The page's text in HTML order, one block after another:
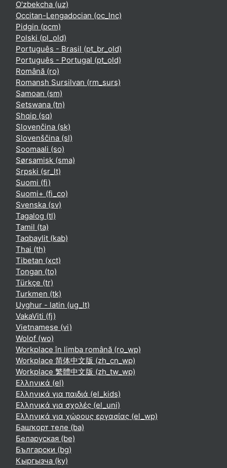
O'zbekcha ‎(uz)‎
Occitan-Lengadocian ‎(oc_lnc)‎
Pidgin ‎(pcm)‎
Polski ‎(pl_old)‎
Português - Brasil ‎(pt_br_old)‎
Português - Portugal ‎(pt_old)‎
Română ‎(ro)‎
Romansh Sursilvan ‎(rm_surs)‎
Samoan ‎(sm)‎
Setswana ‎(tn)‎
Shqip ‎(sq)‎
Slovenčina ‎(sk)‎
Slovenščina ‎(sl)‎
Soomaali ‎(so)‎
Sørsamisk ‎(sma)‎
Srpski ‎(sr_lt)‎
Suomi ‎(fi)‎
Suomi+ ‎(fi_co)‎
Svenska ‎(sv)‎
Tagalog ‎(tl)‎
Tamil ‎(ta)‎
Taqbaylit ‎(kab)‎
Thai ‎(th)‎
Tibetan ‎(xct)‎
Tongan ‎(to)‎
Türkçe ‎(tr)‎
Turkmen ‎(tk)‎
Uyghur - latin ‎(ug_lt)‎
VakaViti ‎(fj)‎
Vietnamese ‎(vi)‎
Wolof ‎(wo)‎
Workplace în limba română ‎(ro_wp)‎
Workplace 简体中文版 ‎(zh_cn_wp)‎
Workplace 繁體中文版 ‎(zh_tw_wp)‎
Ελληνικά ‎(el)‎
Ελληνικά για παιδιά ‎(el_kids)‎
Ελληνικά για σχολές ‎(el_uni)‎
Ελληνικά για χώρους εργασίας ‎(el_wp)‎
Башҡорт теле ‎(ba)‎
Беларуская ‎(be)‎
Български ‎(bg)‎
Кыргызча ‎(ky)‎